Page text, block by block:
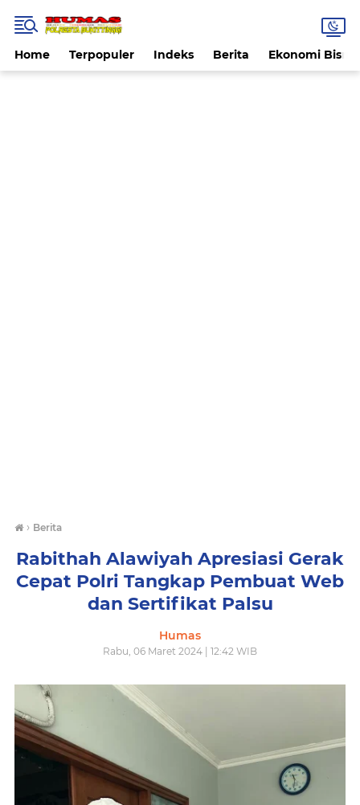
Home Terpopuler Indeks Berita Ekonomi Bisnis
› Berita
Rabithah Alawiyah Apresiasi Gerak
Cepat Polri Tangkap Pembuat Web
dan Sertifikat Palsu
Humas
Rabu, 06 Maret 2024 | 12:42 WIB